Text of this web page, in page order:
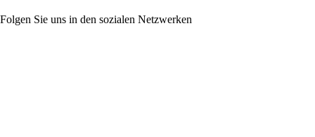
Folgen Sie uns in den sozialen Netzwerken